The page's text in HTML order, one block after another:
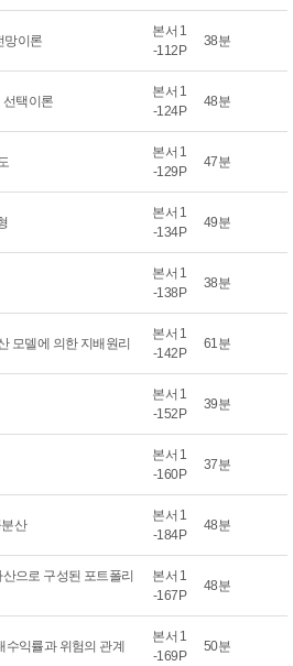
망이론
본서 1
-112P
38분
선택이론
본서 1
-124P
48분
본서 1
-129P
47분
본서 1
-134P
49분
본서 1
-138P
38분
모델에 의한 지배원리
본서 1
-142P
61분
본서 1
-152P
39분
본서 1
-160P
37분
산
본서 1
-184P
48분
으로 구성된 포트폴리
본서 1
-167P
48분
익률과 위험의 관계
본서 1
-169P
50분